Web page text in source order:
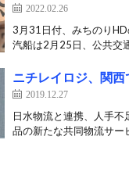
2022.02.26
3月31日付、みちのり
汽船は2月25日、公共交
ニチレイロジ、関
2019.12.27
日水物流と連携、人手
品の新たな共同物流サ